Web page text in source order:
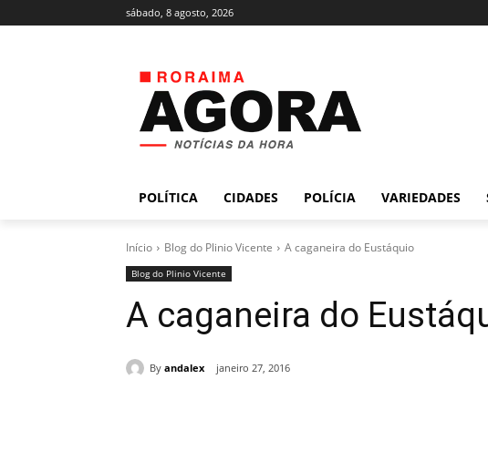
sábado, 8 agosto, 2026
POLÍTICA CIDADES POLÍCIA VARIEDADES
Início Blog do Plinio Vicente A caganeira do Eustáquio
Blog do Plinio Vicente
A caganeira do
By andalex janeiro 27, 2016